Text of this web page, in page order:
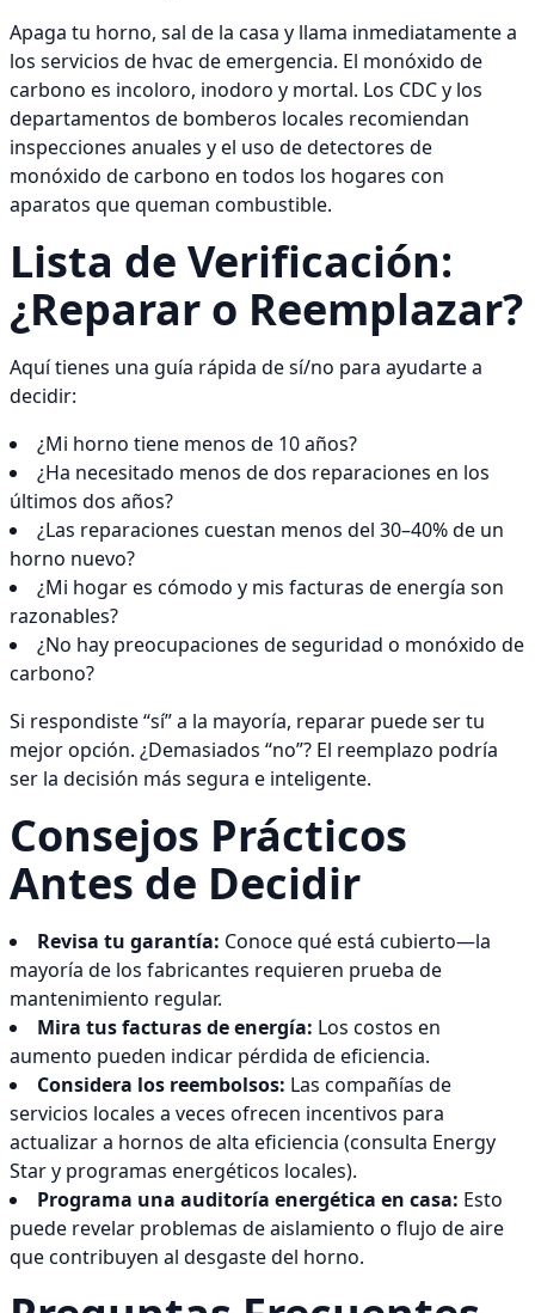
Apaga tu horno, sal de la casa y llama inmediatamente a
los servicios de hvac de emergencia. El monóxido de
carbono es incoloro, inodoro y mortal. Los CDC y los
departamentos de bomberos locales recomiendan
inspecciones anuales y el uso de detectores de
monóxido de carbono en todos los hogares con
aparatos que queman combustible.
Lista de Verificación:
¿Reparar o Reemplazar?
Aquí tienes una guía rápida de sí/no para ayudarte a
decidir:
¿Mi horno tiene menos de 10 años?
¿Ha necesitado menos de dos reparaciones en los
últimos dos años?
¿Las reparaciones cuestan menos del 30–40% de un
horno nuevo?
¿Mi hogar es cómodo y mis facturas de energía son
razonables?
¿No hay preocupaciones de seguridad o monóxido de
carbono?
Si respondiste “sí” a la mayoría, reparar puede ser tu
mejor opción. ¿Demasiados “no”? El reemplazo podría
ser la decisión más segura e inteligente.
Consejos Prácticos
Antes de Decidir
Revisa tu garantía: Conoce qué está cubierto—la
mayoría de los fabricantes requieren prueba de
mantenimiento regular.
Mira tus facturas de energía: Los costos en
aumento pueden indicar pérdida de eficiencia.
Considera los reembolsos: Las compañías de
servicios locales a veces ofrecen incentivos para
actualizar a hornos de alta eficiencia (consulta Energy
Star y programas energéticos locales).
Programa una auditoría energética en casa: Esto
puede revelar problemas de aislamiento o flujo de aire
que contribuyen al desgaste del horno.